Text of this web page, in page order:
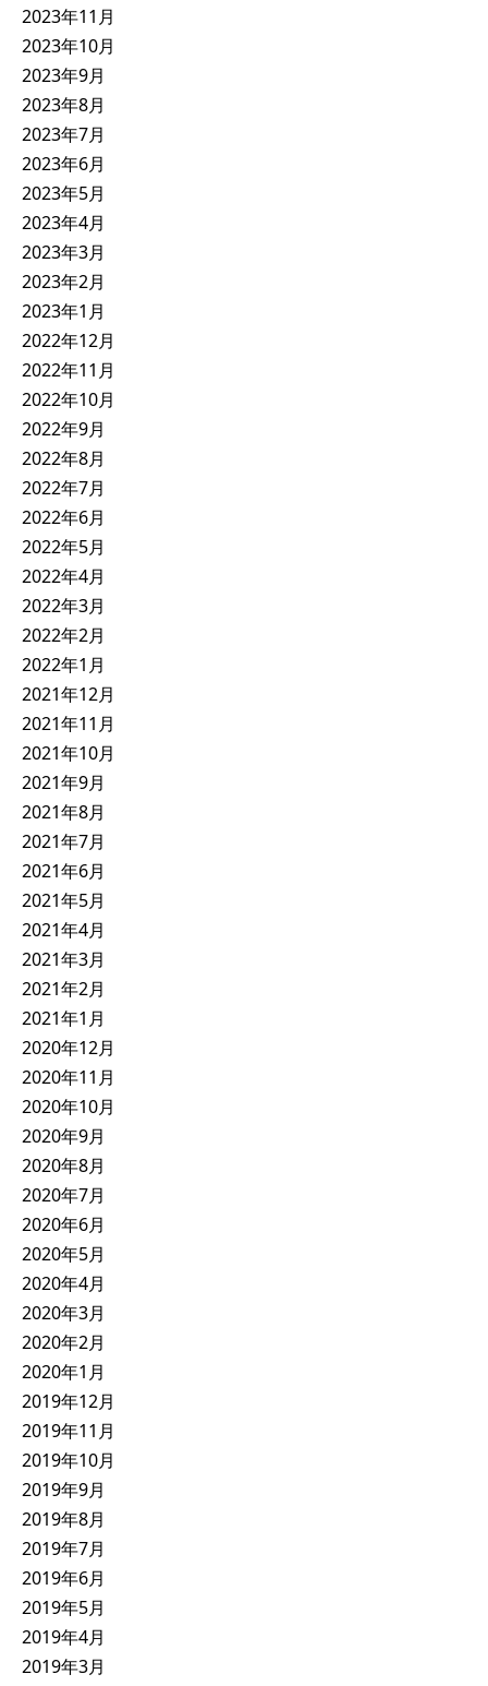
2023年11月
2023年10月
2023年9月
2023年8月
2023年7月
2023年6月
2023年5月
2023年4月
2023年3月
2023年2月
2023年1月
2022年12月
2022年11月
2022年10月
2022年9月
2022年8月
2022年7月
2022年6月
2022年5月
2022年4月
2022年3月
2022年2月
2022年1月
2021年12月
2021年11月
2021年10月
2021年9月
2021年8月
2021年7月
2021年6月
2021年5月
2021年4月
2021年3月
2021年2月
2021年1月
2020年12月
2020年11月
2020年10月
2020年9月
2020年8月
2020年7月
2020年6月
2020年5月
2020年4月
2020年3月
2020年2月
2020年1月
2019年12月
2019年11月
2019年10月
2019年9月
2019年8月
2019年7月
2019年6月
2019年5月
2019年4月
2019年3月